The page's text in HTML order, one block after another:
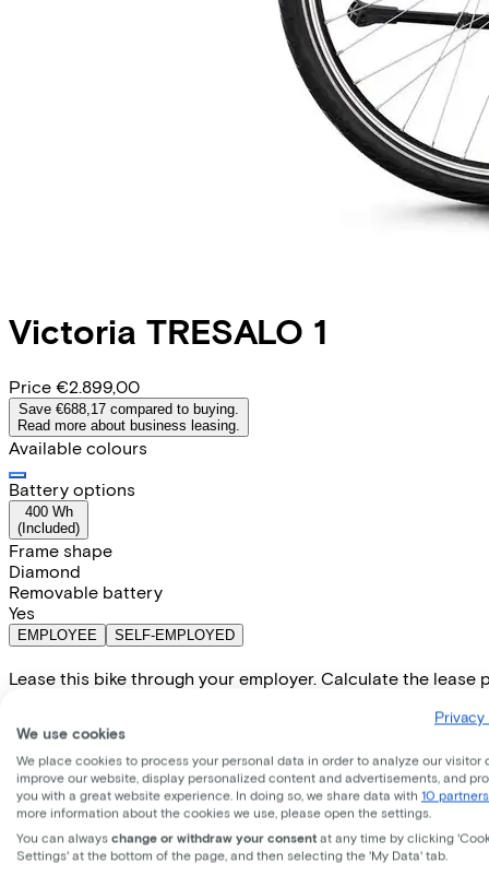
Victoria TRESALO 1
Price €2.899,00
Save €688,17 compared to buying.
Read more about business leasing.
Available colours
Battery options
400 Wh
( Included)
Frame shape
Diamond
Removable battery
Yes
EMPLOYEE SELF-EMPLOYED
Lease this bike through your employer. Calculate the lease
Please note: the stated lease and sales prices are
Costs per month from
€70,11
Incl. Service & insurance package
Expected purchase price after 36 months:
€579,80
We use cookies
We place cookies to process your personal data in order to analyze our visitor
improve our website, display personalized content and advertisements, and
you with a great website experience. In doing so, we share data with 10 partners
more information about the cookies we use, please open the settings.
You can always change or withdraw your consent at any time by clicking
Settings' at the bottom of the page, and then selecting the 'My Data' tab.